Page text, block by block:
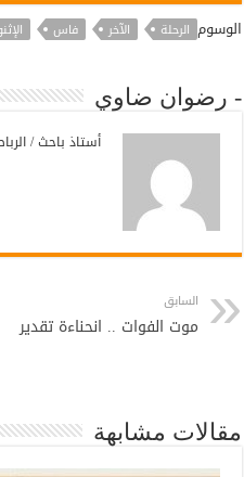
الوسوم الرحلة الآخر فاس
- رضوان ضاوي
أستاذ باحث /
السابق
موت الفوات .. انحناءة تقدير
مقالات مشابهة